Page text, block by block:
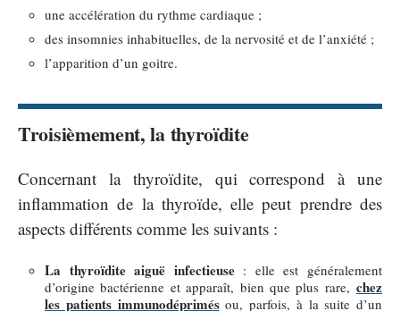
une accélération du rythme cardiaque ;
des insomnies inhabituelles, de la nervosité et de l’anxiété ;
l’apparition d’un goitre.
Troisièmement, la thyroïdite
Concernant la thyroïdite, qui correspond à une
inflammation de la thyroïde, elle peut prendre des
aspects différents comme les suivants :
La thyroïdite aiguë infectieuse: elle est généralement
d’origine bactérienne et apparaît, bien que plus rare, chez
les patients immunodéprimésou, parfois, à la suite d’un